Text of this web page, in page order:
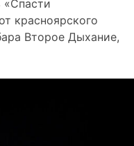
красноярского
Второе Дыхание,